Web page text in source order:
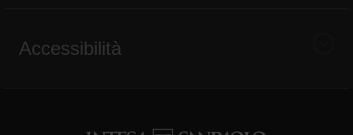
Accessibilità